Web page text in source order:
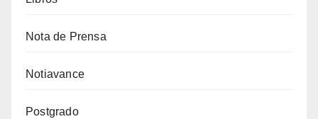
Nota de Prensa
Notiavance
Postgrado